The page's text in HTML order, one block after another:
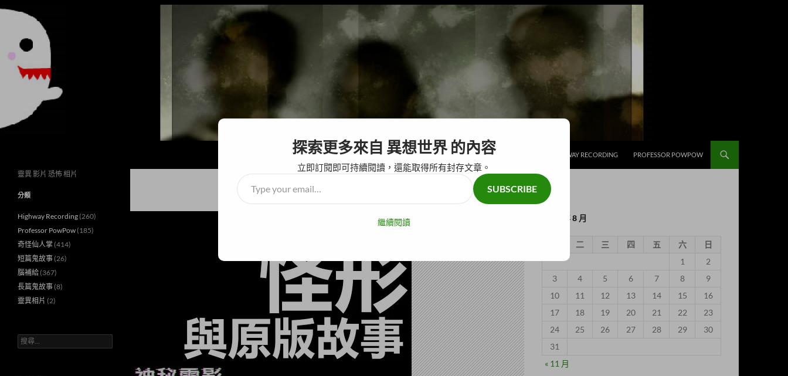
跳至主要內容
奇怪仙人掌
HIGHWAY RECORDING PROFESSOR POWPOW
2026 年 8 月
二 三 四 五 六
日
1
2
3
4 5 6 7 8
9
10
11 12 13 14 15
16
17
18 19 20 21 22
23
24
25 26 27 28 29
30
31
« 11 月
靈異 影片 恐怖 相片
分類
Highway Recording (260)
Professor PowPow (185)
奇怪仙人掌 (414)
短篇鬼故事 (26)
腦補給 (367)
長篇鬼故事 (8)
靈異相片 (2)
搜
尋
探索更多來自 異想世界 的內容
立即訂閱即可持續閱讀，還能取得所有封存文章。
Type
your
email…
SUBSCRIBE
繼續閱讀